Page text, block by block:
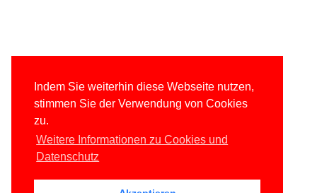
Indem Sie weiterhin diese Webseite nutzen,
stimmen Sie der Verwendung von Cookies
zu.
Weitere Informationen zu Cookies und
Datenschutz